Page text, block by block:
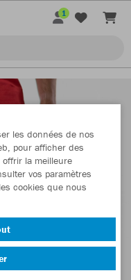
1
les données de nos
pour afficher des
la meilleure
vos paramètres
cookies que nous